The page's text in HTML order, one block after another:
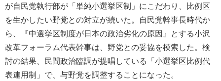
が自民党執行部が「単純小選挙区制」にこだわり、比例区
を生かしたい野党との対立が続いた。自民党幹事長時代か
ら、『中選挙区制度が日本の政治劣化の原因』とする小沢
改革フォーラム代表幹事は、野党との妥協を模索した。検
討の結果、民間政治臨調が提唱している「小選挙区比例代
表連用制」で、与野党を調整することになった。